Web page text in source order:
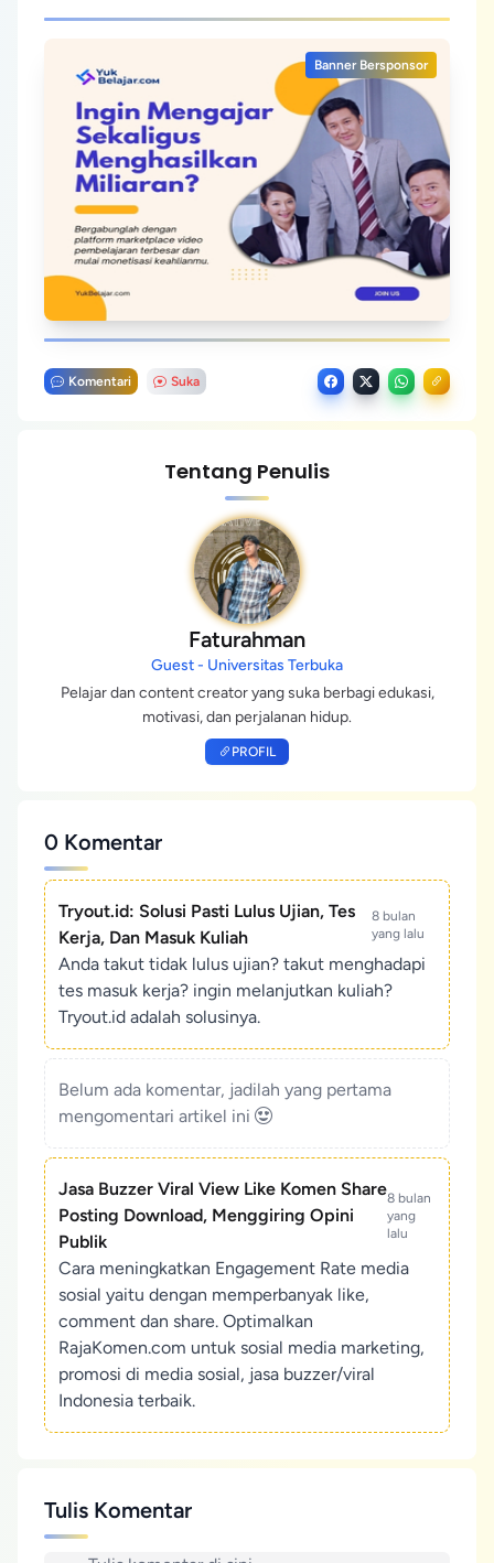
Banner Bersponsor
Komentari Suka
Tentang Penulis
Faturahman
Guest - Universitas Terbuka
Pelajar dan content creator yang suka berbagi edukasi,
motivasi, dan perjalanan hidup.
PROFIL
0 Komentar
Tryout.id: Solusi Pasti Lulus Ujian, Tes
Kerja, Dan Masuk Kuliah
8 bulan
yang lalu
Anda takut tidak lulus ujian? takut menghadapi
tes masuk kerja? ingin melanjutkan kuliah?
Tryout.id adalah solusinya.
Belum ada komentar, jadilah yang pertama
mengomentari artikel ini
Jasa Buzzer Viral View Like Komen Share
Posting Download, Menggiring Opini
Publik
8 bulan
yang
lalu
Cara meningkatkan Engagement Rate media
sosial yaitu dengan memperbanyak like,
comment dan share. Optimalkan
RajaKomen.com untuk sosial media marketing,
promosi di media sosial, jasa buzzer/viral
Indonesia terbaik.
Tulis Komentar